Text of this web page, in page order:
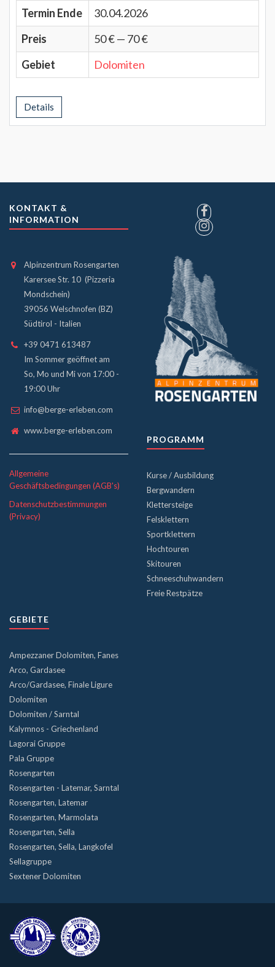
Termin Ende
30.04.2026
Preis
50 € — 70 €
Gebiet
Dolomiten
Details
KONTAKT &
INFORMATION
Alpinzentrum Rosengarten
Karersee Str. 10 (Pizzeria
Mondschein)
39056 Welschnofen (BZ)
Südtirol - Italien
+39 0471 613487
Im Sommer geöffnet am
So, Mo und Mi von 17:00 -
19:00 Uhr
info@berge-erleben.com
www.berge-erleben.com
Allgemeine
Geschäftsbedingungen (AGB's)
Datenschutzbestimmungen
(Privacy)
PROGRAMM
Kurse / Ausbildung
Bergwandern
Klettersteige
Felsklettern
Sportklettern
Hochtouren
Skitouren
Schneeschuhwandern
Freie Restpätze
GEBIETE
Ampezzaner Dolomiten, Fanes
Arco, Gardasee
Arco/Gardasee, Finale Ligure
Dolomiten
Dolomiten / Sarntal
Kalymnos - Griechenland
Lagorai Gruppe
Pala Gruppe
Rosengarten
Rosengarten - Latemar, Sarntal
Rosengarten, Latemar
Rosengarten, Marmolata
Rosengarten, Sella
Rosengarten, Sella, Langkofel
Sellagruppe
Sextener Dolomiten